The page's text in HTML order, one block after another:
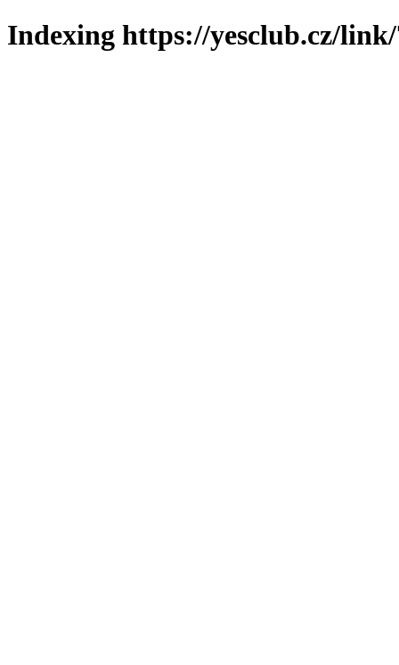
Indexing https://yesclub.cz/link/